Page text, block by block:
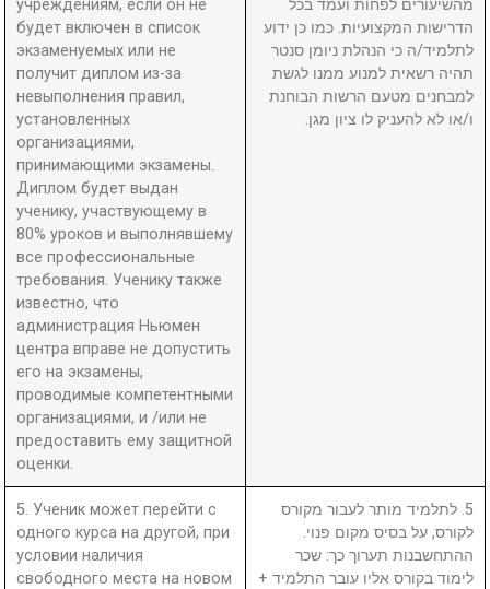
учреждениям, если он не
будет включен в список
экзаменуемых или не
получит диплом из-за
невыполнения правил,
установленных
организациями,
принимающими экзамены.
Диплом будет выдан
ученику, участвующему в
80% уроков и выполнявшему
все профессиональные
требования. Ученику также
известно, что
администрация Ньюмен
центра вправе не допустить
его на экзамены,
проводимые компетентными
организациями, и /или не
предоставить ему защитной
оценки.
מהשיעורים לפחות ועמד בכל
הדרישות המקצועיות. כמו כן ידוע
לתלמיד/ה כי הנהלת ניומן סנטר
תהיה רשאית למנוע ממנו לגשת
למבחנים מטעם הרשות הבוחנת
ו/או לא להעניק לו ציון מגן.
5. Ученик может перейти с
одного курса на другой, при
условии наличия
свободного места на новом
5. לתלמיד מותר לעבור מקורס
לקורס, על בסיס מקום פנוי.
ההתחשבנות תערוך כך: שכר
לימוד בקורס אליו עובר התלמיד +